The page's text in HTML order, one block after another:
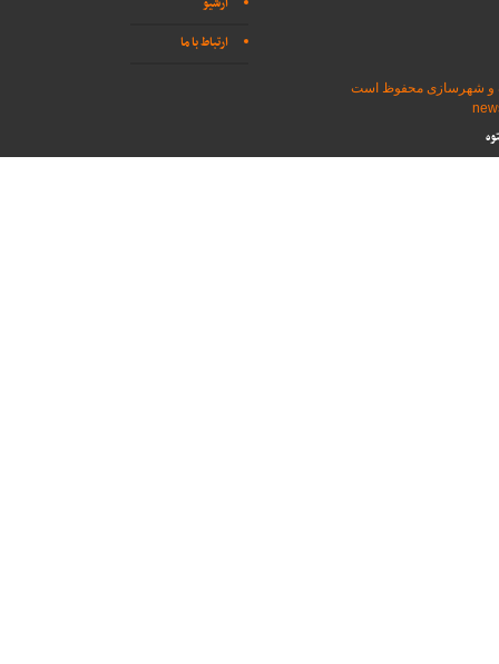
ارتباط با ما
و شهرسازی محفوظ است